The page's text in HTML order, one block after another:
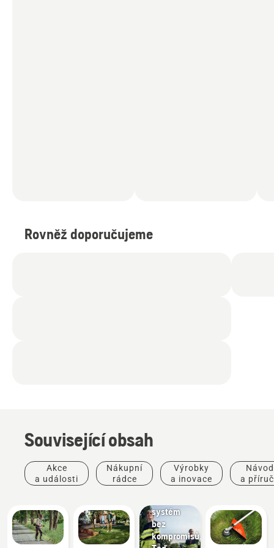
Rovněž doporučujeme
Související obsah
Akce
a události
Nákupní
rádce
Výrobky
a inovace
a
Nabídky
systém
bez
kompromisů.